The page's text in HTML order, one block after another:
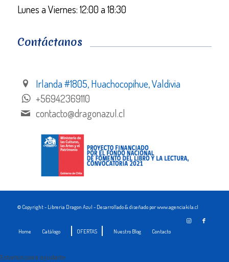
Lunes a Viernes: 12:00 a 18:30
Contáctanos
Irlanda #1805, Huachocopihue, Valdivia
+56942369110
contacto@dragonazul.cl
© Copyright - Libreria Dragon Azul - Desarrollado & diseñado por www.agenciakila.cl
Home Catálogo OFERTAS Nuestro Blog Contacto
Estamos para ayudarte